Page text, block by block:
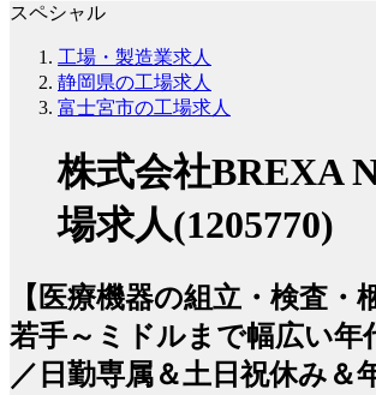
スペシャル
工場・製造業求人
静岡県の工場求人
富士宮市の工場求人
株式会社BREXA
場求人(1205770)
【医療機器の組立・検査・
若手～ミドルまで幅広い年
／日勤専属＆土日祝休み＆